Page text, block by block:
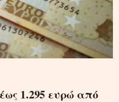
1.295 ευρώ από